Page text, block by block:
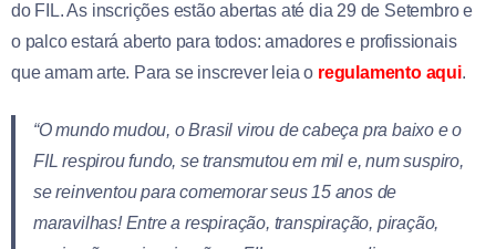
do FIL. As inscrições estão abertas até dia 29 de Setembro e
o palco estará aberto para todos: amadores e profissionais
que amam arte. Para se inscrever leia o regulamento aqui.
“O mundo mudou, o Brasil virou de cabeça pra baixo e o
FIL respirou fundo, se transmutou em mil e, num suspiro,
se reinventou para comemorar seus 15 anos de
maravilhas! Entre a respiração, transpiração, piração,